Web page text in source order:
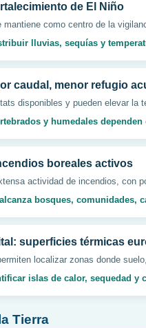
de El Niño
como centro de la
lluvias, sequías y
caudal, menor refugio
disponibles y pueden elevar la
y humedales
boreales activos
actividad de incendios, con
bosques, comunidades,
superficies térmicas
localizar zonas donde
islas de calor, sequedad y
Tierra